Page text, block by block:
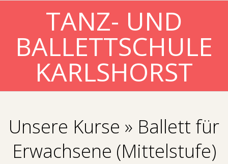
TANZ- UND
BALLETTSCHULE
KARLSHORST
Unsere Kurse » Ballett für
Erwachsene (Mittelstufe)